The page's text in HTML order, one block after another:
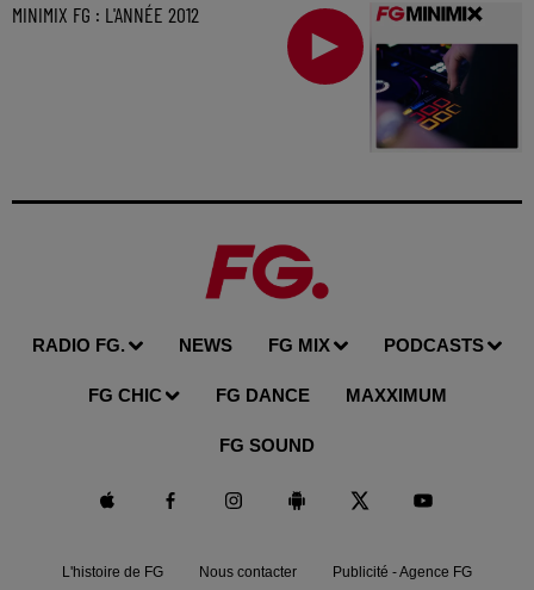
MINIMIX FG : L'ANNÉE 2012
RADIO FG. NEWS FG MIX PODCASTS
FG CHIC FG DANCE MAXXIMUM
FG SOUND
L'histoire de FG Nous contacter Publicité - Agence FG